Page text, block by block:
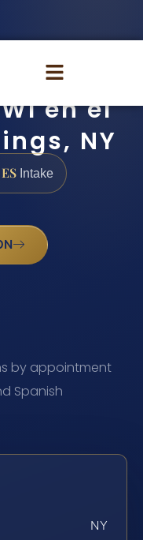
en el
NY
Intake
by appointment
Spanish
NY